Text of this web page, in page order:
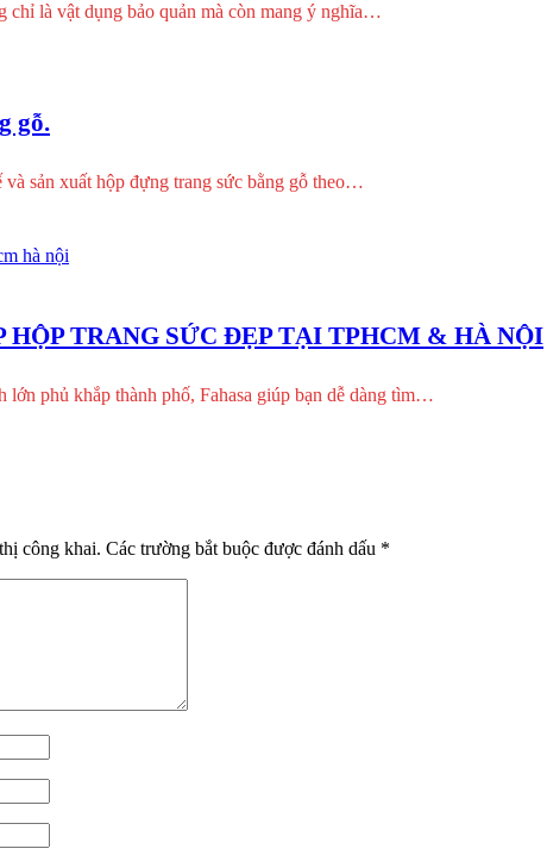
chỉ là vật dụng bảo quản mà còn mang ý nghĩa…
gỗ.
sản xuất hộp đựng trang sức bằng gỗ theo…
HỘP TRANG SỨC ĐẸP TẠI TPHCM & HÀ NỘI
lớn phủ khắp thành phố, Fahasa giúp bạn dễ dàng tìm…
công khai. Các trường bắt buộc được đánh dấu *